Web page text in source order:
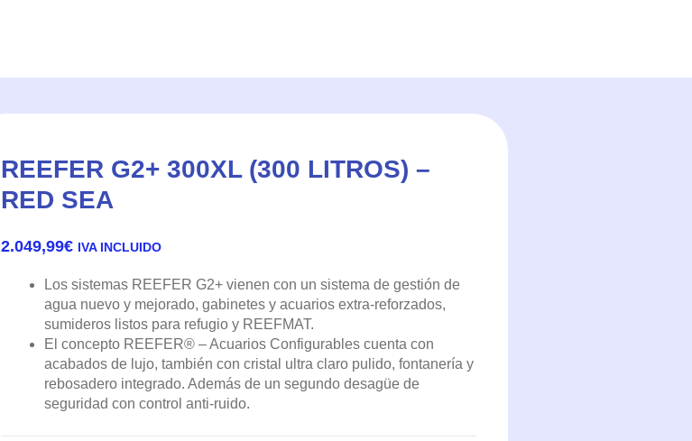
REEFER G2+ 300XL (300 LITROS) –
RED SEA
2.049,99€ IVA INCLUIDO
Los sistemas REEFER G2+ vienen con un sistema de gestión de
agua nuevo y mejorado, gabinetes y acuarios extra-reforzados,
sumideros listos para refugio y REEFMAT.
El concepto REEFER® – Acuarios Configurables cuenta con
acabados de lujo, también con cristal ultra claro pulido, fontanería y
rebosadero integrado. Además de un segundo desagüe de
seguridad con control anti-ruido.